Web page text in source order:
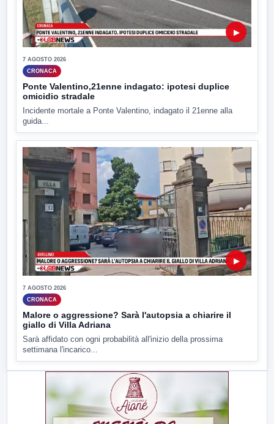
▶
7 AGOSTO 2026
CRONACA
Ponte Valentino,21enne indagato: ipotesi duplice
omicidio stradale
Incidente mortale a Ponte Valentino, indagato il 21enne alla
guida...
▶
7 AGOSTO 2026
CRONACA
Malore o aggressione? Sarà l'autopsia a chiarire il
giallo di Villa Adriana
Sarà affidato con ogni probabilità all'inizio della prossima
settimana l'incarico...